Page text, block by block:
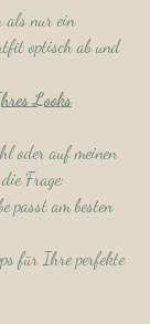
optisch ab und
Looks
oder auf meinen
Frage:
passt am besten
für Ihre perfekte